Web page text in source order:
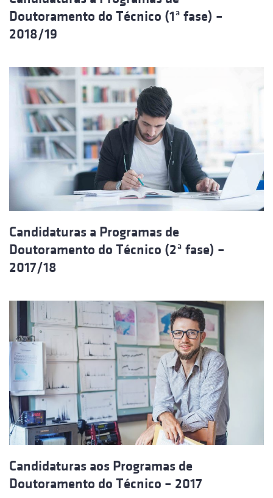
Doutoramento do Técnico (1ª fase) –
2018/19
Candidaturas a Programas de
Doutoramento do Técnico (2ª fase) –
2017/18
Candidaturas aos Programas de
Doutoramento do Técnico – 2017